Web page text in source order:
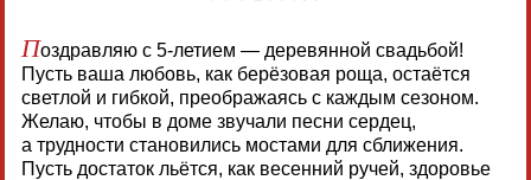
Поздравляю с 5-летием — деревянной свадьбой!
Пусть ваша любовь, как берёзовая роща, остаётся
светлой и гибкой, преображаясь с каждым сезоном.
Желаю, чтобы в доме звучали песни сердец,
а трудности становились мостами для сближения.
Пусть достаток льётся, как весенний ручей, здоровье